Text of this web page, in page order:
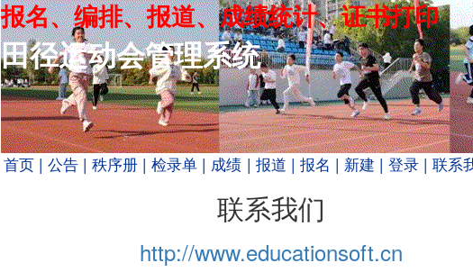
报名、编排、报道、成绩统计、证书打印
田径运动会管理系统
首页 | 公告 | 秩序册 | 检录单 | 成绩 | 报道 | 报名 | 新建 | 登录 | 联系
联系我们
http://www.educationsoft.cn